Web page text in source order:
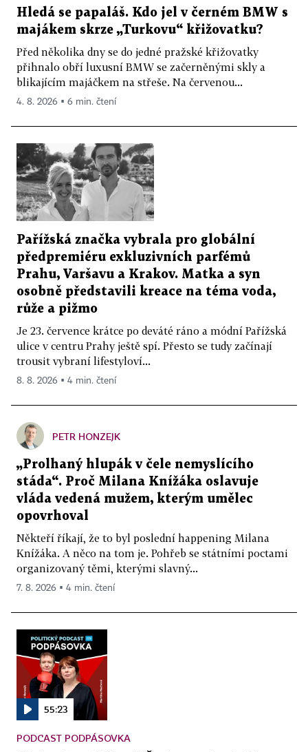
Hledá se papaláš. Kdo jel v černém BMW s
majákem skrze „Turkovu“ křižovatku?
Před několika dny se do jedné pražské křižovatky
přihnalo obří luxusní BMW se začerněnými skly a
blikajícím majáčkem na střeše. Na červenou...
4. 8. 2026 ▪ 6 min. čtení
Pařížská značka vybrala pro globální
předpremiéru exkluzivních parfémů
Prahu, Varšavu a Krakov. Matka a syn
osobně představili kreace na téma voda,
růže a pižmo
Je 23. července krátce po deváté ráno a módní Pařížská
ulice v centru Prahy ještě spí. Přesto se tudy začínají
trousit vybraní lifestyloví...
8. 8. 2026 ▪ 4 min. čtení
PETR HONZEJK
„Prolhaný hlupák v čele nemyslícího
stáda“. Proč Milana Knížáka oslavuje
vláda vedená mužem, kterým umělec
opovrhoval
Někteří říkají, že to byl poslední happening Milana
Knížáka. A něco na tom je. Pohřeb se státními poctami
organizovaný těmi, kterými slavný...
7. 8. 2026 ▪ 4 min. čtení
55:23
PODCAST PODPÁSOVKA